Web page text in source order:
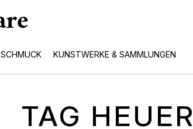
SCHMUCK KUNSTWERKE & SAMMLUNGEN
TAG HEUER